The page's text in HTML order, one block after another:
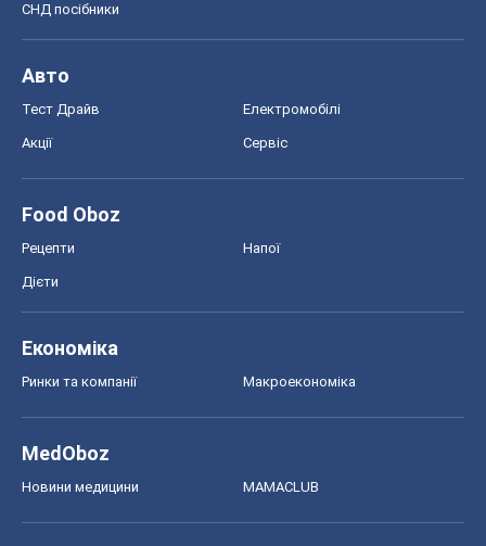
СНД посібники
Авто
Тест Драйв Електромобілі
Акції Сервіс
Food Oboz
Рецепти Напої
Дієти
Економіка
Ринки та компанії Макроекономіка
MedOboz
Новини медицини MAMACLUB